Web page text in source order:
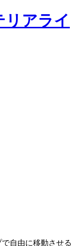
アライ
自由に移動させる